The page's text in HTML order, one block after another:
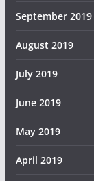
September 2019
August 2019
July 2019
June 2019
May 2019
April 2019